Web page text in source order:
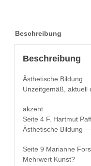
Beschreibung
Beschreibung
Ästhetis­che Bildung
Unzeit­gemäß, aktuell
akzent
Seite 4 F. Hart­mut
Ästhetis­che Bil­dung
Seite 9 Mar­i­anne
Mehrw­ert Kunst?